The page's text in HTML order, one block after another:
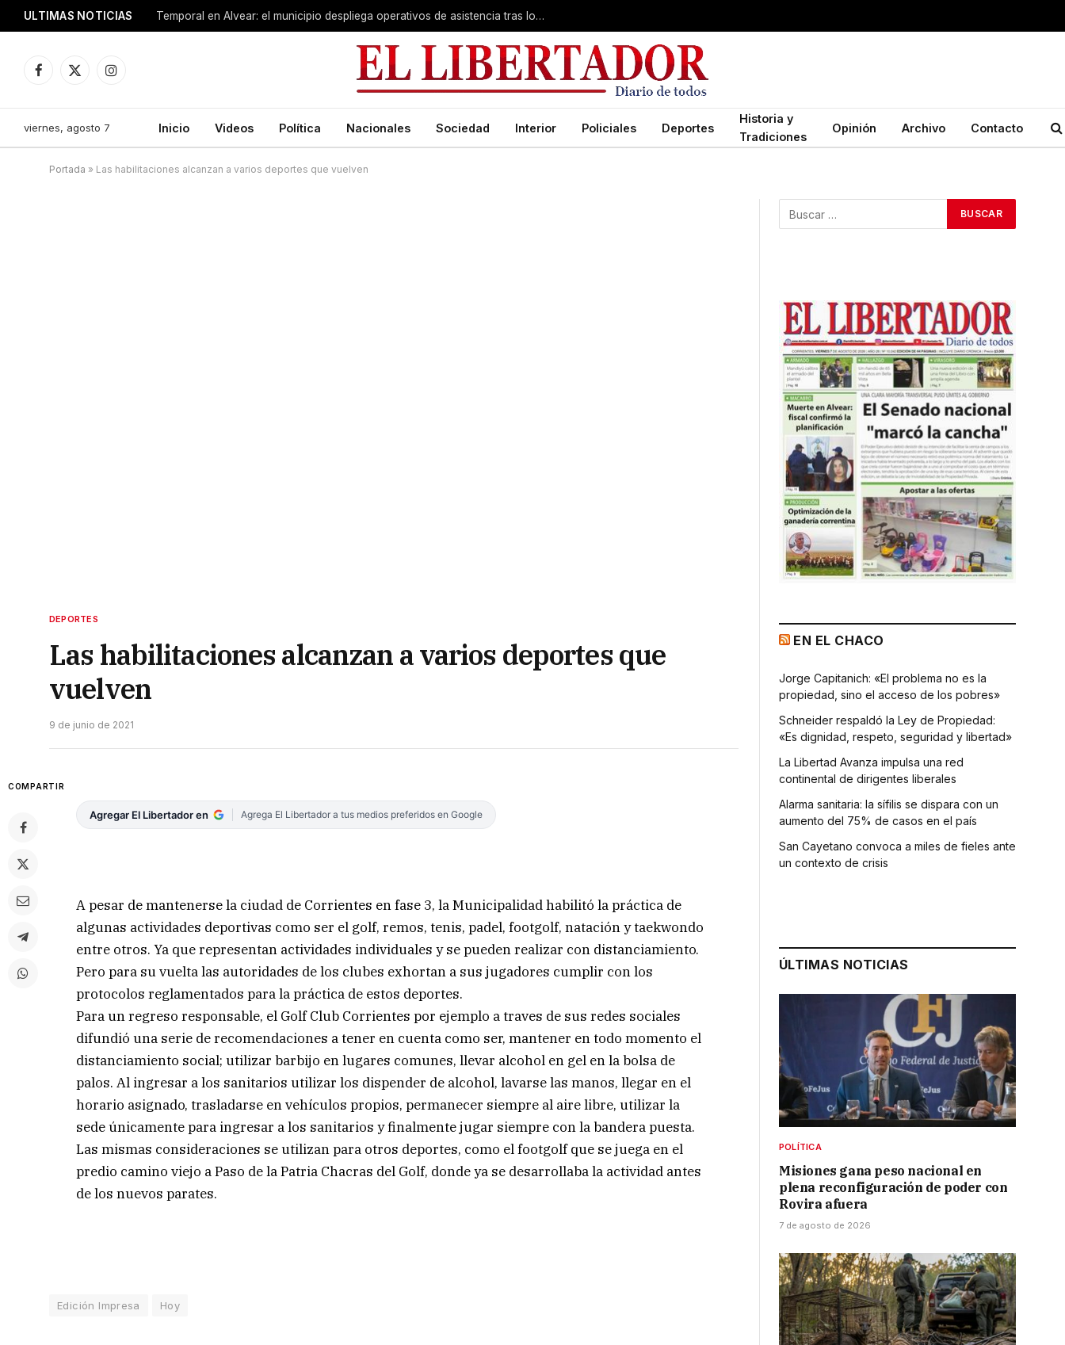
ULTIMAS NOTICIAS Temporal en Alvear: el municipio despliega operativos de asistencia tras los daños
Facebook
X
Instagram
viernes, agosto 7 Inicio Videos Política Nacionales Sociedad Interior Policiales Deportes
Historia y
Tradiciones
Opinión Archivo Contacto
Portada » Las habilitaciones alcanzan a varios deportes que vuelven
DEPORTES
Las habilitaciones alcanzan a varios deportes que
vuelven
9 de junio de 2021
COMPARTIR
Agregar El Libertador en Agrega El Libertador a tus medios preferidos en Google
A pesar de mantenerse la ciudad de Corrientes en fase 3, la Municipalidad habilitó la práctica de
algunas actividades deportivas como ser el golf, remos, tenis, padel, footgolf, natación y taekwondo
entre otros. Ya que representan actividades individuales y se pueden realizar con distanciamiento.
Pero para su vuelta las autoridades de los clubes exhortan a sus jugadores cumplir con los
protocolos reglamentados para la práctica de estos deportes.
Para un regreso responsable, el Golf Club Corrientes por ejemplo a traves de sus redes sociales
difundió una serie de recomendaciones a tener en cuenta como ser, mantener en todo momento el
distanciamiento social; utilizar barbijo en lugares comunes, llevar alcohol en gel en la bolsa de
palos. Al ingresar a los sanitarios utilizar los dispender de alcohol, lavarse las manos, llegar en el
horario asignado, trasladarse en vehículos propios, permanecer siempre al aire libre, utilizar la
sede únicamente para ingresar a los sanitarios y finalmente jugar siempre con la bandera puesta.
Las mismas consideraciones se utilizan para otros deportes, como el footgolf que se juega en el
predio camino viejo a Paso de la Patria Chacras del Golf, donde ya se desarrollaba la actividad antes
de los nuevos parates.
Edición Impresa Hoy
EN EL CHACO
Jorge Capitanich: «El problema no es la
propiedad, sino el acceso de los pobres»
Schneider respaldó la Ley de Propiedad:
«Es dignidad, respeto, seguridad y libertad»
La Libertad Avanza impulsa una red
continental de dirigentes liberales
Alarma sanitaria: la sífilis se dispara con un
aumento del 75% de casos en el país
San Cayetano convoca a miles de fieles ante
un contexto de crisis
ÚLTIMAS NOTICIAS
POLÍTICA
Misiones gana peso nacional en
plena reconfiguración de poder con
Rovira afuera
7 de agosto de 2026